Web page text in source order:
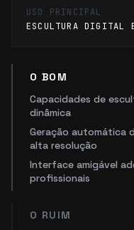
USO PRINCIPAL
ESCULTURA DIGITAL
O BOM
Capacidades de
dinâmica
Geração automática
alta resolução
Interface amigável
profissionais
O RUIM